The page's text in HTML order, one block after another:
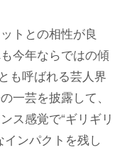
トとの相性が良
今年ならではの傾
も呼ばれる芸人界
一芸を披露して、
ス感覚で“ギリギリ
ンパクトを残し